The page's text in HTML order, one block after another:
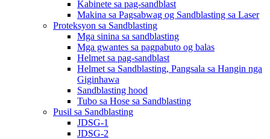
Kabinete sa pag-sandblast
Makina sa Pagsabwag og Sandblasting sa Laser
Proteksyon sa Sandblasting
Mga sinina sa sandblasting
Mga gwantes sa pagpabuto og balas
Helmet sa pag-sandblast
Helmet sa Sandblasting, Pangsala sa Hangin nga
Giginhawa
Sandblasting hood
Tubo sa Hose sa Sandblasting
Pusil sa Sandblasting
JDSG-1
JDSG-2